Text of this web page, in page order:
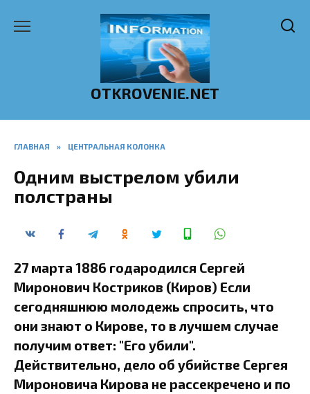
OTKROVENIE.NET
ГЛАВНАЯ » ЦЕНТРАЛЬНАЯ КОЛОНКА
Одним выстрелом убили
полстраны
27 марта 1886 годародился Сергей
Миронович Костриков (Киров) Если
сегодняшнюю молодежь спросить, что
они знают о Кирове, то в лучшем случае
получим ответ: "Его убили".
Действительно, дело об убийстве Сергея
Мироновича Кирова не рассекречено и по